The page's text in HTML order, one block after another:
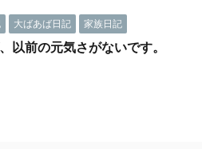
大ばあば日記 家族日記
以前の元気さがないです。